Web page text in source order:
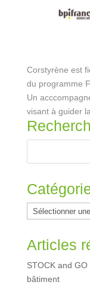
Corstyrène est
du programme
Un
visant à guider
Catégories
Articles
STOCK and
bâtiment